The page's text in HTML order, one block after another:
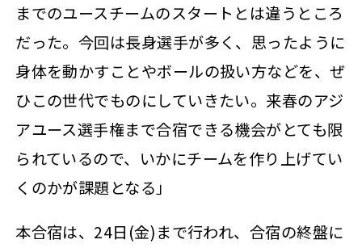
までのユースチームのスタートとは違うところ
だった。今回は長身選手が多く、思ったように
身体を動かすことやボールの扱い方などを、ぜ
ひこの世代でものにしていきたい。来春のアジ
アユース選手権まで合宿できる機会がとても限
られているので、いかにチームを作り上げてい
くのかが課題となる」
本合宿は、24日(金)まで行われ、合宿の終盤に